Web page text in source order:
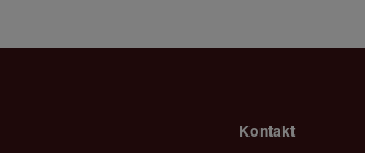
Kontakt